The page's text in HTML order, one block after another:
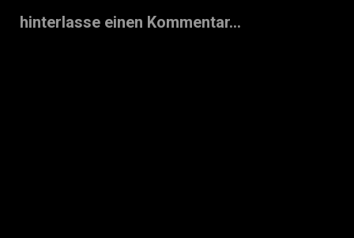
hinterlasse einen Kommentar...